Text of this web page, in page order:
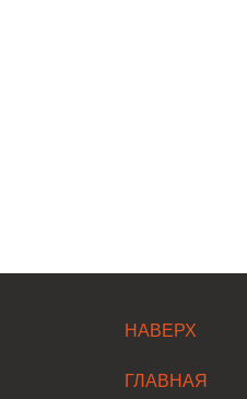
НАВЕРХ
ГЛАВНАЯ